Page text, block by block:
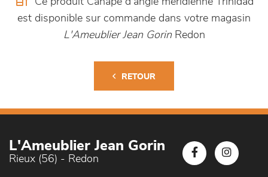
est disponible sur commande dans votre magasin
L'Ameublier Jean GorinRedon
RETOUR
L'Ameublier Jean Gorin
Rieux (56) - Redon